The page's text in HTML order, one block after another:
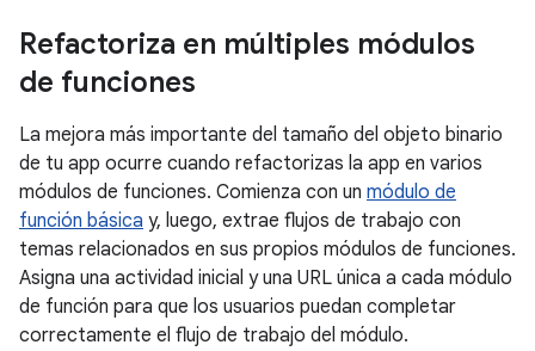
Refactoriza en múltiples módulos
de funciones
La mejora más importante del tamaño del objeto binario
de tu app ocurre cuando refactorizas la app en varios
módulos de funciones. Comienza con un módulo de
función básica y, luego, extrae flujos de trabajo con
temas relacionados en sus propios módulos de funciones.
Asigna una actividad inicial y una URL única a cada módulo
de función para que los usuarios puedan completar
correctamente el flujo de trabajo del módulo.